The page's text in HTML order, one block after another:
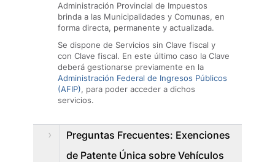
Administración Provincial de Impuestos
brinda a las Municipalidades y Comunas, en
forma directa, permanente y actualizada.
Se dispone de Servicios sin Clave fiscal y
con Clave fiscal. En este último caso la Clave
deberá gestionarse previamente en la
Administración Federal de Ingresos Públicos
(AFIP), para poder acceder a dichos
servicios.
Preguntas Frecuentes: Exenciones
de Patente Única sobre Vehículos